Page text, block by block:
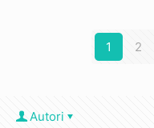
1 2
Autori